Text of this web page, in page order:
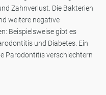
Zahnverlust. Die Bakterien
weitere negative
Beispielsweise gibt es
und Diabetes. Ein
Parodontitis verschlechtern